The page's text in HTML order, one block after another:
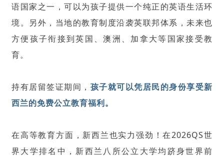
语国家之一，可以为孩子提供一个纯正的英语生活环
境。另外，当地的教育制度沿袭英联邦体系，未来也
方便孩子衔接到英国、澳洲、加拿大等国家接受教
育。
持有居留签证期间， 孩子就可以凭居民的身份享受新
西兰的免费公立教育福利。
在高等教育方面，新西兰也实力强劲！在2026QS世
界大学排名中，新西兰八所公立大学均跻身世界前